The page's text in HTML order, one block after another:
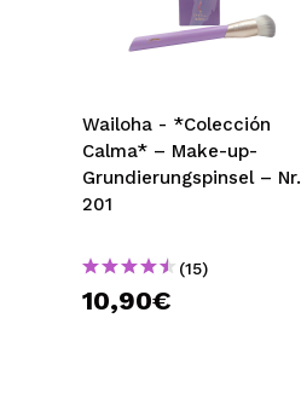
Wailoha - *Colección
Calma* – Make-up-
Grundierungspinsel – Nr.
201
(15)
10,90€